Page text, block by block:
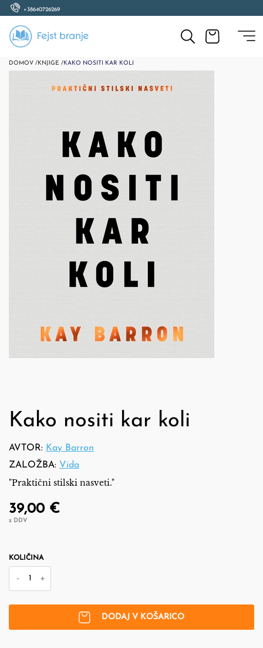
+38640726269
DOMOV /KNJIGE /KAKO NOSITI KAR KOLI
Kako nositi kar koli
AVTOR: Kay Barron
ZALOŽBA: Vida
"Praktični stilski nasveti."
39,00 €
z DDV
KOLIČINA
- +
DODAJ V KOŠARICO